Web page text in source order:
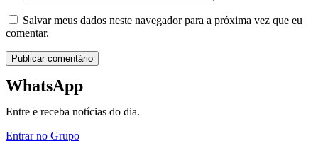
Salvar meus dados neste navegador para a próxima vez que eu
comentar.
WhatsApp
Entre e receba notícias do dia.
Entrar no Grupo